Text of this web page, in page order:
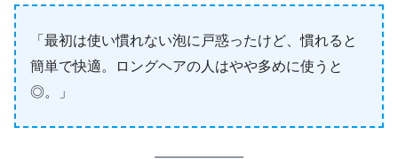
「最初は使い慣れない泡に戸惑ったけど、慣れると
簡単で快適。ロングヘアの人はやや多めに使うと
◎。」